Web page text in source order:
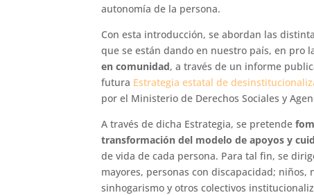
autonomía de la persona.
Con esta introducción, se abordan las
que se están dando en nuestro país, en pro
en comunidad, a través de un informe
futura Estrategia estatal de
por el Ministerio de Derechos Sociales y
A través de dicha Estrategia, se pretende
transformación del modelo de apoyos y
de vida de cada persona. Para tal fin, se
mayores, personas con discapacidad;
sinhogarismo y otros colectivos